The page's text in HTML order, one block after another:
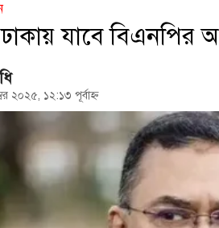
যাবে বিএনপির
২০২৫, ১২:১৩ পূর্বাহ্ন